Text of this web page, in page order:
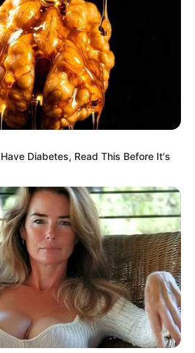
Diabetes, Read This Before It's